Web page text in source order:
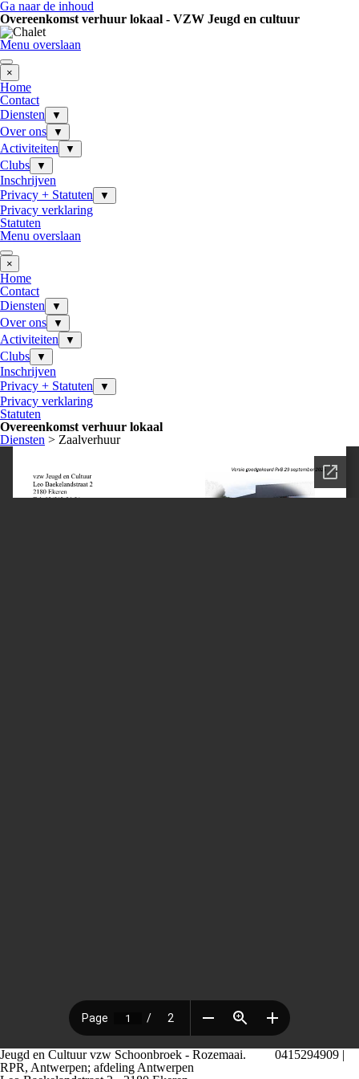
Ga naar de inhoud
Overeenkomst verhuur lokaal - VZW Jeugd en cultuur
Menu overslaan
×
Home
Contact
Diensten
▼
Over ons ▼
Activiteiten ▼
Clubs ▼
Inschrijven
Privacy + Statuten
▼
Privacy verklaring
Statuten
Menu overslaan
×
Home
Contact
Diensten
▼
Over ons ▼
Activiteiten ▼
Clubs ▼
Inschrijven
Privacy + Statuten
▼
Privacy verklaring
Statuten
Overeenkomst verhuur lokaal
Diensten > Zaalverhuur
Jeugd en Cultuur vzw Schoonbroek - Rozemaai. 0415294909 |
RPR, Antwerpen; afdeling Antwerpen